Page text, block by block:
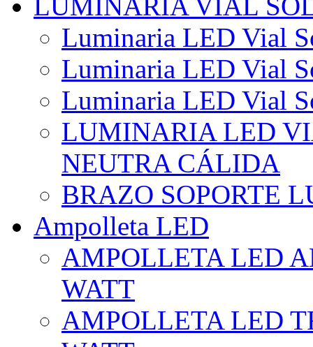
Luminaria LED Vial
Luminaria LED Vial
Luminaria LED Vial
LUMINARIA LED
NEUTRA CÁLIDA
BRAZO SOPORTE
Ampolleta LED
AMPOLLETA LED
WATT
AMPOLLETA LED